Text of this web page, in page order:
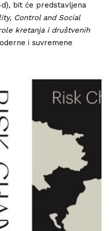
bit će predstavljena
Control and Social
kretanja i društvenih
i suvremene